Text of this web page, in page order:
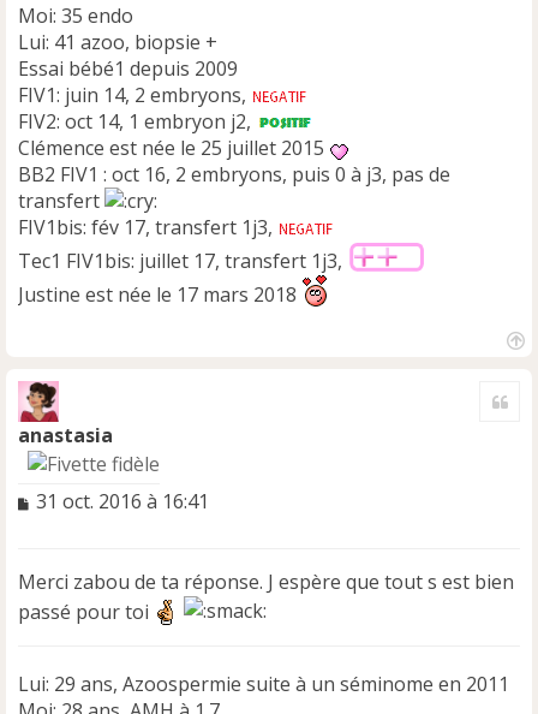
Moi: 35 endo
Lui: 41 azoo, biopsie +
Essai bébé1 depuis 2009
FIV1: juin 14, 2 embryons,
FIV2: oct 14, 1 embryon j2,
Clémence est née le 25 juillet 2015
BB2 FIV1 : oct 16, 2 embryons, puis 0 à j3, pas de
transfert
FIV1bis: fév 17, transfert 1j3,
Tec1 FIV1bis: juillet 17, transfert 1j3,
Justine est née le 17 mars 2018
anastasia
M
s
a
g
o
n
31 oct. 2016 à 16:41
Merci zabou de ta réponse. J espère que tout s est bien
passé pour toi
Lui: 29 ans, Azoospermie suite à un séminome en 2011